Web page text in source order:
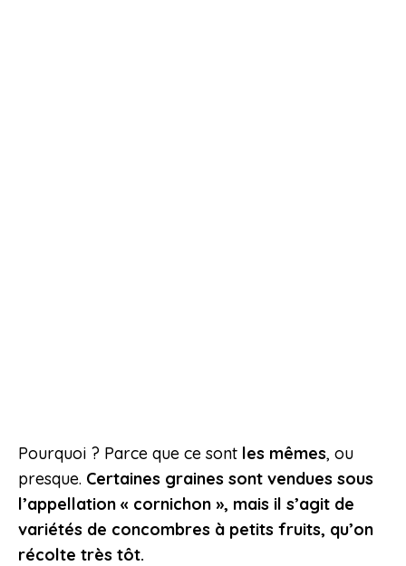
Pourquoi ? Parce que ce sont les mêmes, ou
presque. Certaines graines sont vendues sous
l’appellation « cornichon », mais il s’agit de
variétés de concombres à petits fruits, qu’on
récolte très tôt.